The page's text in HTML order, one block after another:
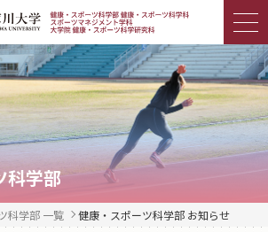
科学部
科学部 一覧 健康・スポーツ科学部 お知らせ